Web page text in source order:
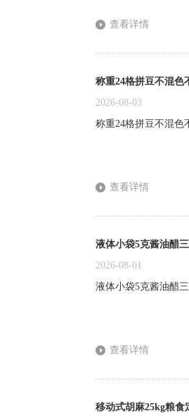
查看详情
称重24格拼豆不混色
2026-08-03
称重24格拼豆不混色
查看详情
液体小袋5克酱油醋
2026-08-01
液体小袋5克酱油醋
查看详情
移动式胡麻25kg粮食